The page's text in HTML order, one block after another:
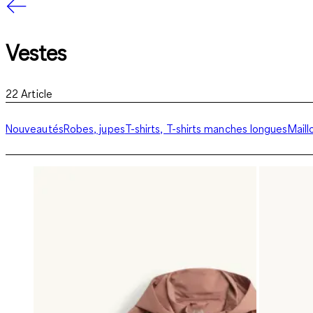
Vestes
22 Article
NouveautésRobes, jupesT-shirts, T-shirts manches longues